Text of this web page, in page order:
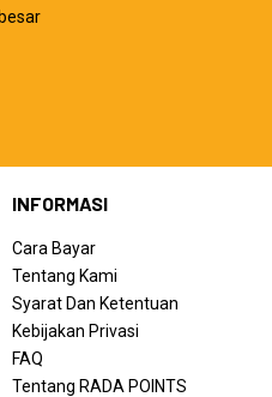
INFORMASI
Cara Bayar
Tentang Kami
Syarat Dan Ketentuan
Kebijakan Privasi
FAQ
Tentang RADA POINTS